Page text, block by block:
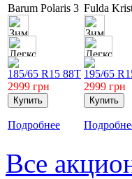
Barum Polaris 3
185/65 R15 88T
2999 грн
Подробнее
Fulda
195/65
2999 грн
Все